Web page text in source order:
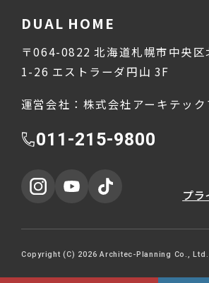
DUAL HOME
〒064-0822 北海道札幌市中央区
1-26 エストラーダ円山 3F
運営会社：株式会社アーキテッ
011-215-9800
プラ
Copyright (C) 2026 Architec-Planning Co.,